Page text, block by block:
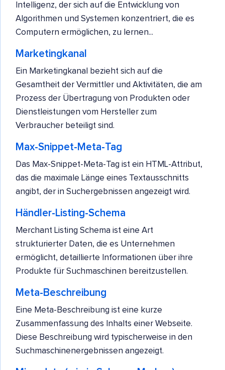
Intelligenz, der sich auf die Entwicklung von
Algorithmen und Systemen konzentriert, die es
Computern ermöglichen, zu lernen...
Marketingkanal
Ein Marketingkanal bezieht sich auf die
Gesamtheit der Vermittler und Aktivitäten, die am
Prozess der Übertragung von Produkten oder
Dienstleistungen vom Hersteller zum
Verbraucher beteiligt sind.
Max-Snippet-Meta-Tag
Das Max-Snippet-Meta-Tag ist ein HTML-Attribut,
das die maximale Länge eines Textausschnitts
angibt, der in Suchergebnissen angezeigt wird.
Händler-Listing-Schema
Merchant Listing Schema ist eine Art
strukturierter Daten, die es Unternehmen
ermöglicht, detaillierte Informationen über ihre
Produkte für Suchmaschinen bereitzustellen.
Meta-Beschreibung
Eine Meta-Beschreibung ist eine kurze
Zusammenfassung des Inhalts einer Webseite.
Diese Beschreibung wird typischerweise in den
Suchmaschinenergebnissen angezeigt.